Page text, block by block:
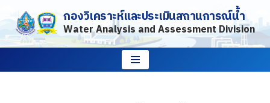
Skip
to
กองวิเคราะห์และประเมินสถานการณ์น้ำ
Water Analysis and Assessment Division